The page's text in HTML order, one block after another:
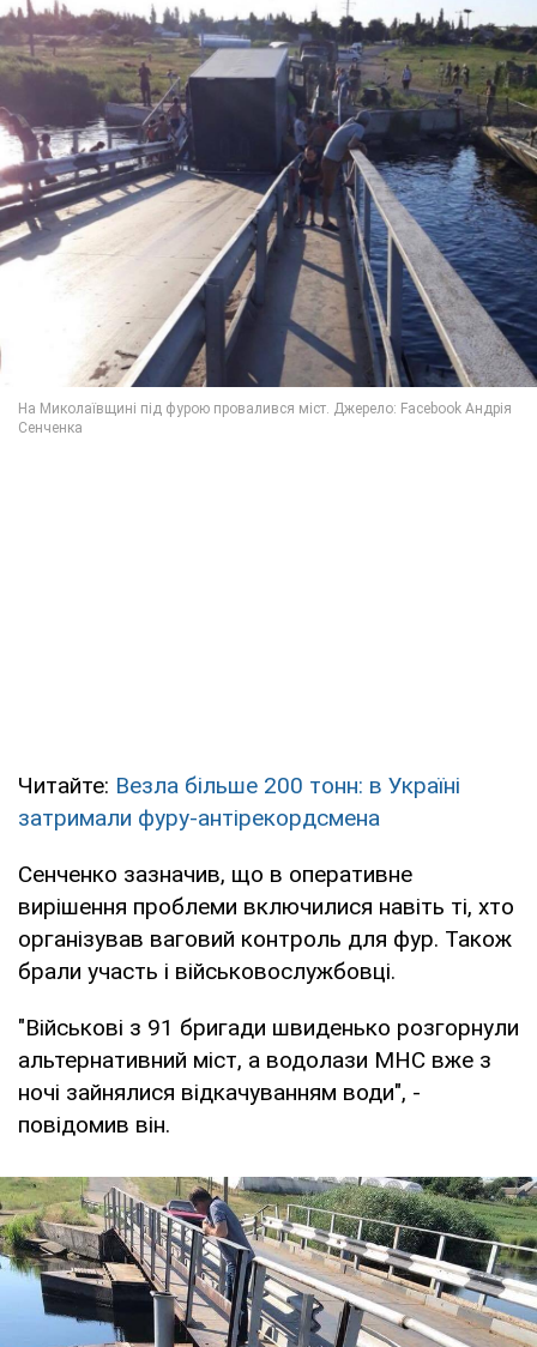
Читайте: Везла більше 200 тонн: в Україні
затримали фуру-антірекордсмена
Сенченко зазначив, що в оперативне
вирішення проблеми включилися навіть ті, хто
організував ваговий контроль для фур. Також
брали участь і військовослужбовці.
"Військові з 91 бригади швиденько розгорнули
альтернативний міст, а водолази МНС вже з
ночі зайнялися відкачуванням води", -
повідомив він.